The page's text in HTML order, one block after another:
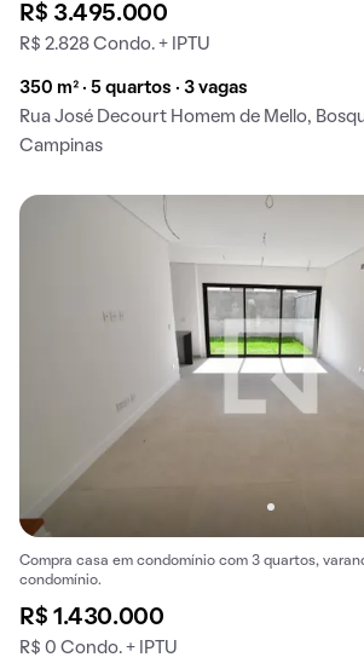
R$ 3.495.000
R$ 2.828 Condo. + IPTU
350 m² · 5 quartos · 3 vagas
Rua José Decourt Homem de Mello,
Campinas
Compra casa em condomínio com 3 quartos,
condomínio.
R$ 1.430.000
R$ 0 Condo. + IPTU